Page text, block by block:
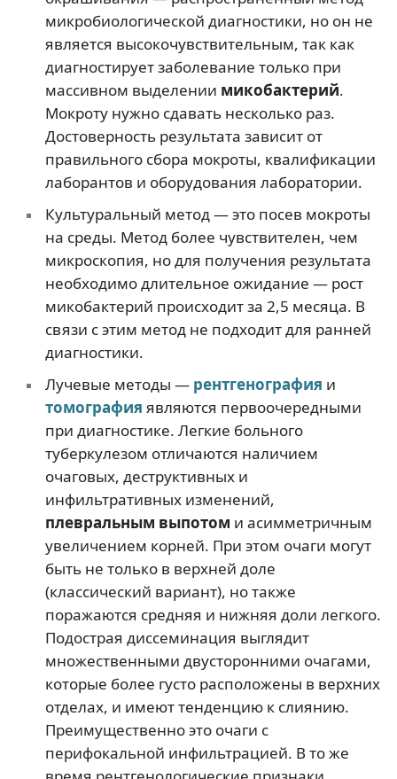
микробиологической диагностики, но он не
является высокочувствительным, так как
диагностирует заболевание только при
массивном выделении микобактерий.
Мокроту нужно сдавать несколько раз.
Достоверность результата зависит от
правильного сбора мокроты, квалификации
лаборантов и оборудования лаборатории.
Культуральный метод — это посев мокроты
на среды. Метод более чувствителен, чем
микроскопия, но для получения результата
необходимо длительное ожидание — рост
микобактерий происходит за 2,5 месяца. В
связи с этим метод не подходит для ранней
диагностики.
Лучевые методы — рентгенография и
томография являются первоочередными
при диагностике. Легкие больного
туберкулезом отличаются наличием
очаговых, деструктивных и
инфильтративных изменений,
плевральным выпотом и асимметричным
увеличением корней. При этом очаги могут
быть не только в верхней доле
(классический вариант), но также
поражаются средняя и нижняя доли легкого.
Подострая диссеминация выглядит
множественными двусторонними очагами,
которые более густо расположены в верхних
отделах, и имеют тенденцию к слиянию.
Преимущественно это очаги с
перифокальной инфильтрацией. В то же